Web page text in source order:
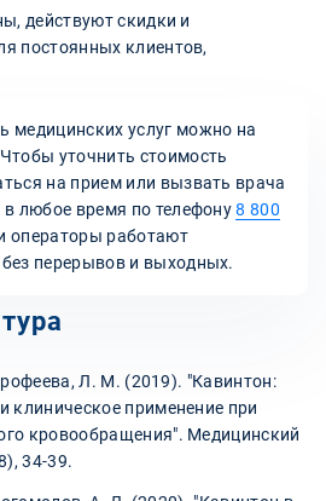
действуют скидки и
постоянных клиентов,
медицинских услуг можно на
уточнить стоимость
на прием или вызвать врача
в любое время по телефону8 800
операторы работают
без перерывов и выходных.
Л. М. (2019). "Кавинтон:
клиническое применение при
кровообращения". Медицинский
34-39.